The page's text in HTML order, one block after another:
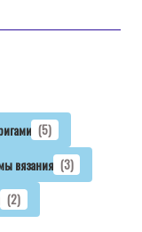
(5)
вязания (3)
(2)